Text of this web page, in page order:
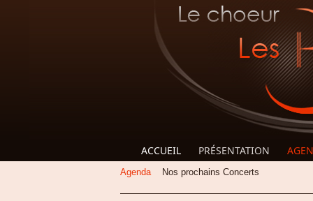
ACCUEIL PRÉSENTATION
Agenda Nos prochains Concerts